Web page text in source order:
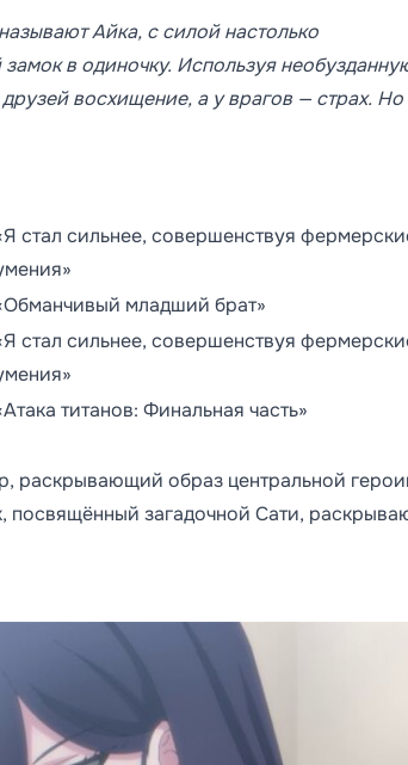
Айка, с силой настолько
в одиночку. Используя
восхищение, а у врагов — страх. Но
стал сильнее, совершенствуя
младший брат»
стал сильнее, совершенствуя
титанов: Финальная часть»
раскрывающий образ центральной
посвящённый загадочной Сати,